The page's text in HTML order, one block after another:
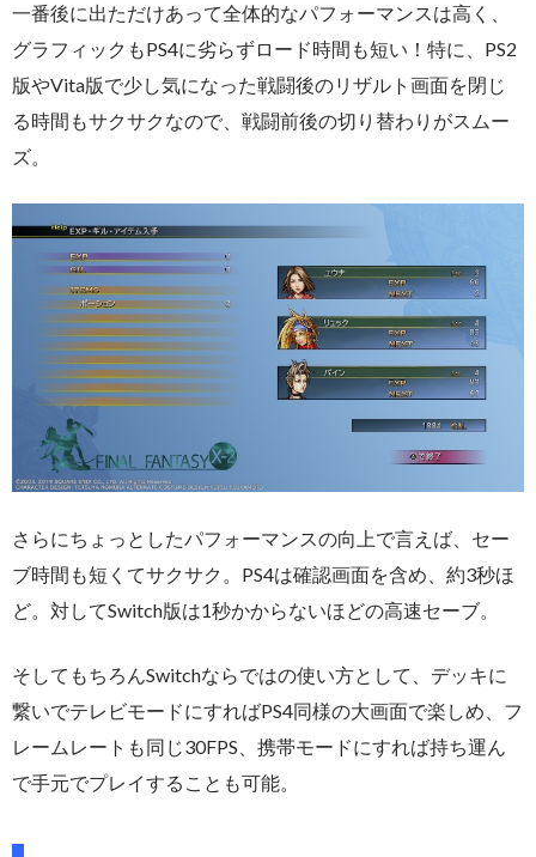
一番後に出ただけあって全体的なパフォーマンスは高く、
グラフィックもPS4に劣らずロード時間も短い！特に、PS2
版やVita版で少し気になった戦闘後のリザルト画面を閉じ
る時間もサクサクなので、戦闘前後の切り替わりがスムー
ズ。
さらにちょっとしたパフォーマンスの向上で言えば、セー
ブ時間も短くてサクサク。PS4は確認画面を含め、約3秒ほ
ど。対してSwitch版は1秒かからないほどの高速セーブ。
そしてもちろんSwitchならではの使い方として、デッキに
繋いでテレビモードにすればPS4同様の大画面で楽しめ、フ
レームレートも同じ30FPS、携帯モードにすれば持ち運ん
で手元でプレイすることも可能。